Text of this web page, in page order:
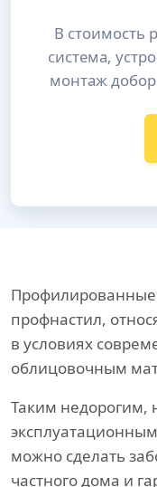
В стоимость
система,
монтаж
профнастил,
в условиях
облицовочным
Таким
можно сделать
частного дома и